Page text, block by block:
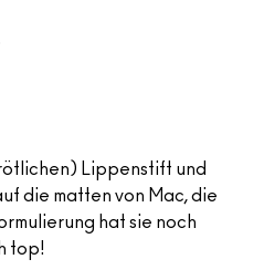
Lippenstift und
die matten von Mac, die
hat sie noch
top!